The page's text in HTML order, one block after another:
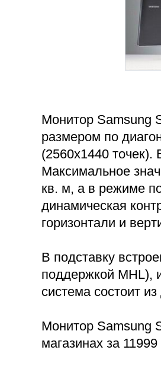
Монитор Samsung
размером по
(2560x1440
Максимальное
кв. м, а в режиме
динамическая
горизонтали и
В подставку
поддержкой MHL),
система состоит
Монитор Samsung
магазинах за